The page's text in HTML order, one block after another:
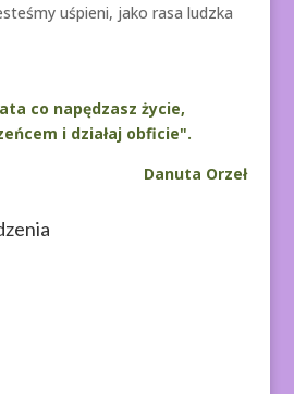
uśpieni, jako rasa ludzka
co napędzasz życie,
i działaj obficie".
Danuta Orzeł